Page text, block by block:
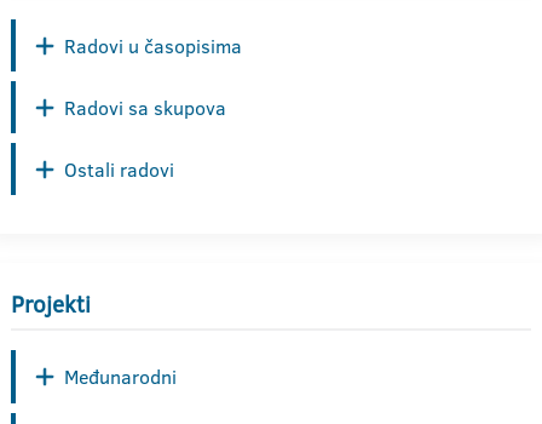
Radovi u časopisima
Radovi sa skupova
Ostali radovi
Projekti
Međunarodni